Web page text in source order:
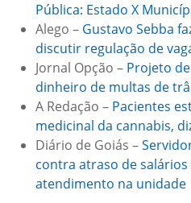
Pública: Estado X
Alego – Gustavo Sebba
discutir regulação de
Jornal Opção – Projeto
dinheiro de multas de
A Redação – Pacientes
medicinal da cannabis,
Diário de Goiás –
contra atraso de
atendimento na unidade